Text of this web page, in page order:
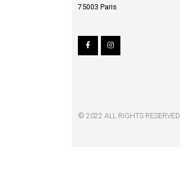
75003 Paris
© 2022 ALL RIGHTS RESERVED